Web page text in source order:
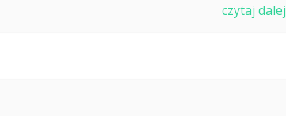
czytaj dalej